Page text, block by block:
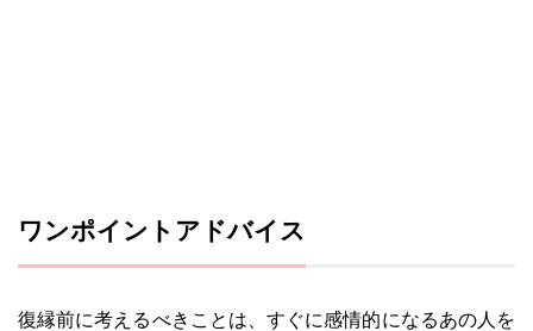
ワンポイントアドバイス
復縁前に考えるべきことは、すぐに感情的になるあの人を